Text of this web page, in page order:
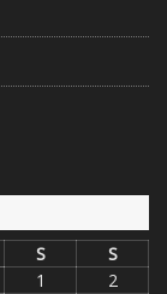
S
S
1
2